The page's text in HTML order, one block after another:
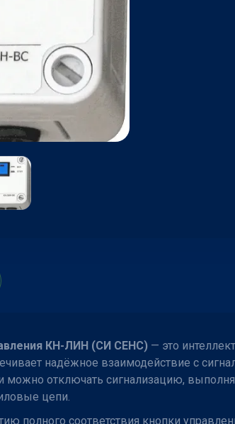
КН-ЛИН (СИ СЕНС) — это
надёжное взаимодействие с
отключать сигнализацию,
цепи.
полного соответствия кнопки